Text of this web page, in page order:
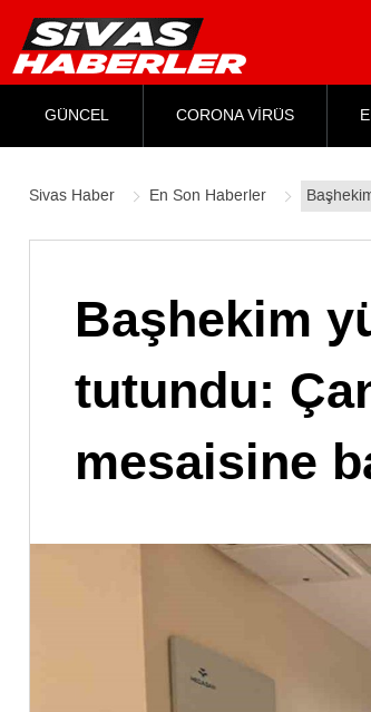
GÜNCEL CORONA VİRÜS
Sivas Haber En Son Haberler
Başhekim
tutundu:
mesaisine